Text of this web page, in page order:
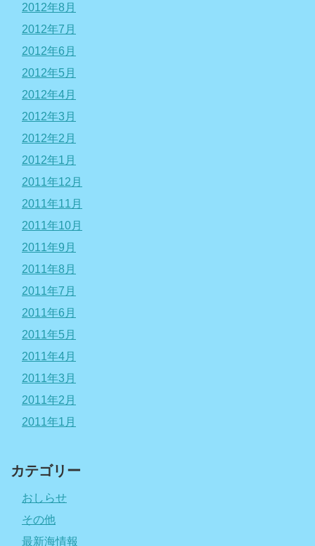
2012年8月
2012年7月
2012年6月
2012年5月
2012年4月
2012年3月
2012年2月
2012年1月
2011年12月
2011年11月
2011年10月
2011年9月
2011年8月
2011年7月
2011年6月
2011年5月
2011年4月
2011年3月
2011年2月
2011年1月
カテゴリー
おしらせ
その他
最新海情報